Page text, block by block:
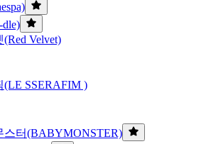
Velvet)
(LE SSERAFIM )
스터(BABYMONSTER)